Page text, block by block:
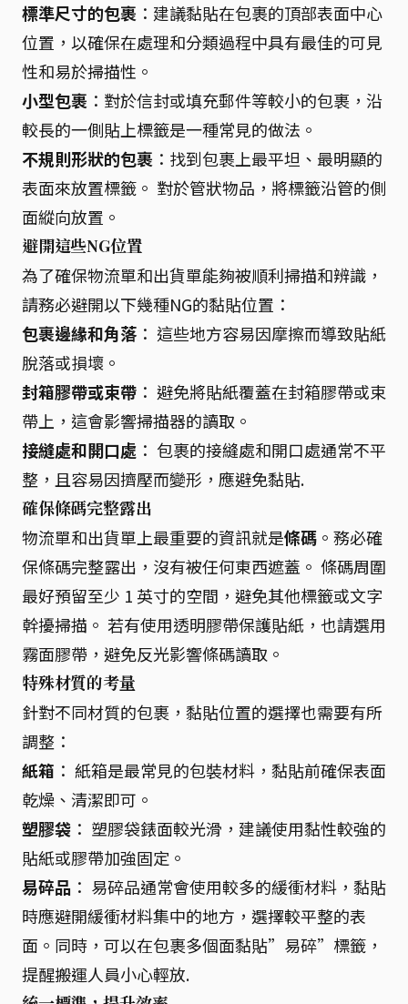
標準尺寸的包裹 ：建議黏貼在包裹的頂部表面中心
位置，以確保在處理和分類過程中具有最佳的可見
性和易於掃描性。
小型包裹 ：對於信封或填充郵件等較小的包裹，沿
較長的一側貼上標籤是一種常見的做法。
不規則形狀的包裹 ：找到包裹上最平坦、最明顯的
表面來放置標籤。 對於管狀物品，將標籤沿管的側
面縱向放置。
避開這些NG位置
為了確保物流單和出貨單能夠被順利掃描和辨識，
請務必避開以下幾種NG的黏貼位置：
包裹邊緣和角落 ： 這些地方容易因摩擦而導致貼紙
脫落或損壞。
封箱膠帶或束帶 ： 避免將貼紙覆蓋在封箱膠帶或束
帶上，這會影響掃描器的讀取。
接縫處和開口處 ： 包裹的接縫處和開口處通常不平
整，且容易因擠壓而變形，應避免黏貼.
確保條碼完整露出
物流單和出貨單上最重要的資訊就是條碼 。務必確
保條碼完整露出，沒有被任何東西遮蓋。 條碼周圍
最好預留至少 1 英寸的空間，避免其他標籤或文字
幹擾掃描。 若有使用透明膠帶保護貼紙，也請選用
霧面膠帶，避免反光影響條碼讀取。
特殊材質的考量
針對不同材質的包裹，黏貼位置的選擇也需要有所
調整：
紙箱 ： 紙箱是最常見的包裝材料，黏貼前確保表面
乾燥、清潔即可。
塑膠袋 ： 塑膠袋錶面較光滑，建議使用黏性較強的
貼紙或膠帶加強固定。
易碎品 ： 易碎品通常會使用較多的緩衝材料，黏貼
時應避開緩衝材料集中的地方，選擇較平整的表
面。同時，可以在包裹多個面黏貼”易碎”標籤，
提醒搬運人員小心輕放.